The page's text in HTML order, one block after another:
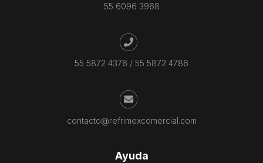
55 6096 3968
55 5872 4376 / 55 5872 4786
contacto@refrimexcomercial.com
Ayuda